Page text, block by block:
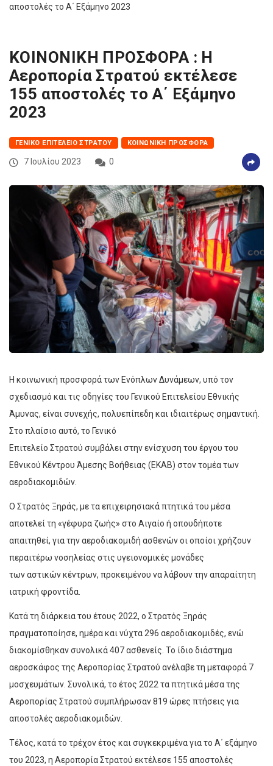
αποστολές το Α΄ Εξάμηνο 2023
ΚΟΙΝΟΝΙΚΗ ΠΡΟΣΦΟΡΑ : Η
Αεροπορία Στρατού εκτέλεσε
155 αποστολές το Α΄ Εξάμηνο
2023
ΓΕΝΙΚΌ ΕΠΙΤΕΛΕΊΟ ΣΤΡΑΤΟΎ ΚΟΙΝΩΝΙΚΉ ΠΡΟΣΦΟΡΆ
7 Ιουλίου 2023 0
Η κοινωνική προσφορά των Ενόπλων Δυνάμεων, υπό τον
σχεδιασμό και τις οδηγίες του Γενικού Επιτελείου Εθνικής
Άμυνας, είναι συνεχής, πολυεπίπεδη και ιδιαιτέρως σημαντική.
Στο πλαίσιο αυτό, το Γενικό
Επιτελείο Στρατού συμβάλει στην ενίσχυση του έργου του
Εθνικού Κέντρου Άμεσης Βοήθειας (ΕΚΑΒ) στον τομέα των
αεροδιακομιδών.
Ο Στρατός Ξηράς, με τα επιχειρησιακά πτητικά του μέσα
αποτελεί τη «γέφυρα ζωής» στο Αιγαίο ή οπουδήποτε
απαιτηθεί, για την αεροδιακομιδή ασθενών οι οποίοι χρήζουν
περαιτέρω νοσηλείας στις υγειονομικές μονάδες
των αστικών κέντρων, προκειμένου να λάβουν την απαραίτητη
ιατρική φροντίδα.
Κατά τη διάρκεια του έτους 2022, ο Στρατός Ξηράς
πραγματοποίησε, ημέρα και νύχτα 296 αεροδιακομιδές, ενώ
διακομίσθηκαν συνολικά 407 ασθενείς. Το ίδιο διάστημα
αεροσκάφος της Αεροπορίας Στρατού ανέλαβε τη μεταφορά 7
μοσχευμάτων. Συνολικά, το έτος 2022 τα πτητικά μέσα της
Αεροπορίας Στρατού συμπλήρωσαν 819 ώρες πτήσεις για
αποστολές αεροδιακομιδών.
Τέλος, κατά το τρέχον έτος και συγκεκριμένα για τo Α΄ εξάμηνο
του 2023, η Αεροπορία Στρατού εκτέλεσε 155 αποστολές